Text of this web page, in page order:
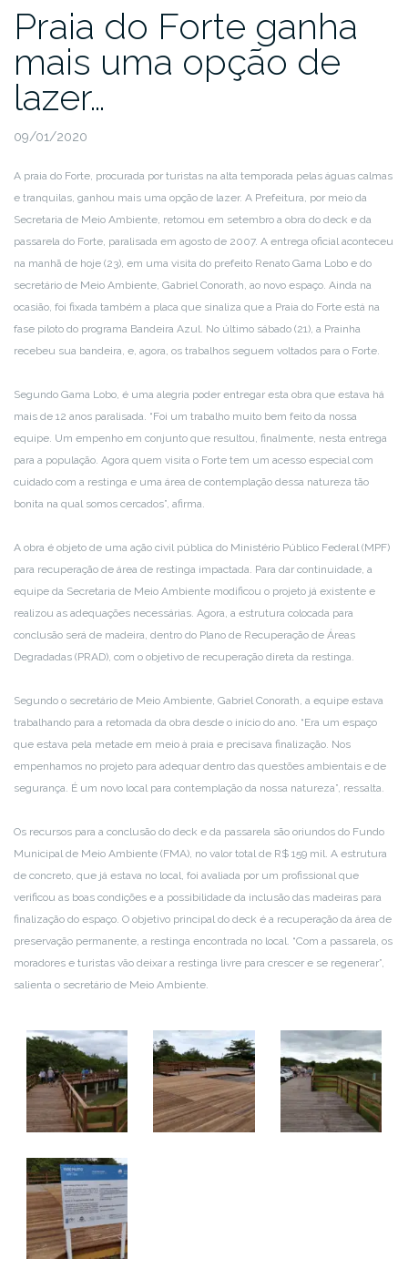
Praia do Forte ganha
mais uma opção de
lazer…
09/01/2020
A praia do Forte, procurada por turistas na alta temporada pelas águas calmas
e tranquilas, ganhou mais uma opção de lazer. A Prefeitura, por meio da
Secretaria de Meio Ambiente, retomou em setembro a obra do deck e da
passarela do Forte, paralisada em agosto de 2007. A entrega oficial aconteceu
na manhã de hoje (23), em uma visita do prefeito Renato Gama Lobo e do
secretário de Meio Ambiente, Gabriel Conorath, ao novo espaço. Ainda na
ocasião, foi fixada também a placa que sinaliza que a Praia do Forte está na
fase piloto do programa Bandeira Azul. No último sábado (21), a Prainha
recebeu sua bandeira, e, agora, os trabalhos seguem voltados para o Forte.
Segundo Gama Lobo, é uma alegria poder entregar esta obra que estava há
mais de 12 anos paralisada. “Foi um trabalho muito bem feito da nossa
equipe. Um empenho em conjunto que resultou, finalmente, nesta entrega
para a população. Agora quem visita o Forte tem um acesso especial com
cuidado com a restinga e uma área de contemplação dessa natureza tão
bonita na qual somos cercados”, afirma.
A obra é objeto de uma ação civil pública do Ministério Público Federal (MPF)
para recuperação de área de restinga impactada. Para dar continuidade, a
equipe da Secretaria de Meio Ambiente modificou o projeto já existente e
realizou as adequações necessárias. Agora, a estrutura colocada para
conclusão será de madeira, dentro do Plano de Recuperação de Áreas
Degradadas (PRAD), com o objetivo de recuperação direta da restinga.
Segundo o secretário de Meio Ambiente, Gabriel Conorath, a equipe estava
trabalhando para a retomada da obra desde o início do ano. “Era um espaço
que estava pela metade em meio à praia e precisava finalização. Nos
empenhamos no projeto para adequar dentro das questões ambientais e de
segurança. É um novo local para contemplação da nossa natureza”, ressalta.
Os recursos para a conclusão do deck e da passarela são oriundos do Fundo
Municipal de Meio Ambiente (FMA), no valor total de R$ 159 mil. A estrutura
de concreto, que já estava no local, foi avaliada por um profissional que
verificou as boas condições e a possibilidade da inclusão das madeiras para
finalização do espaço. O objetivo principal do deck é a recuperação da área de
preservação permanente, a restinga encontrada no local. “Com a passarela, os
moradores e turistas vão deixar a restinga livre para crescer e se regenerar”,
salienta o secretário de Meio Ambiente.